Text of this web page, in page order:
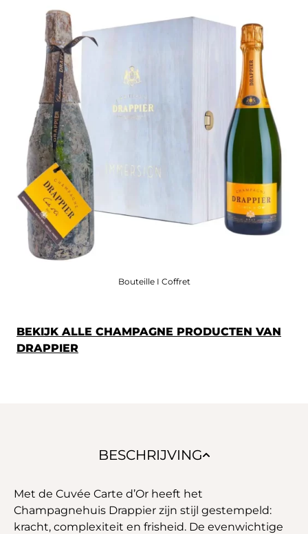
Bouteille I Coffret
BEKIJK ALLE CHAMPAGNE PRODUCTEN VAN
DRAPPIER
BESCHRIJVING
Met de Cuvée Carte d’Or heeft het
Champagnehuis Drappier zijn stijl gestempeld:
kracht, complexiteit en frisheid. De evenwichtige